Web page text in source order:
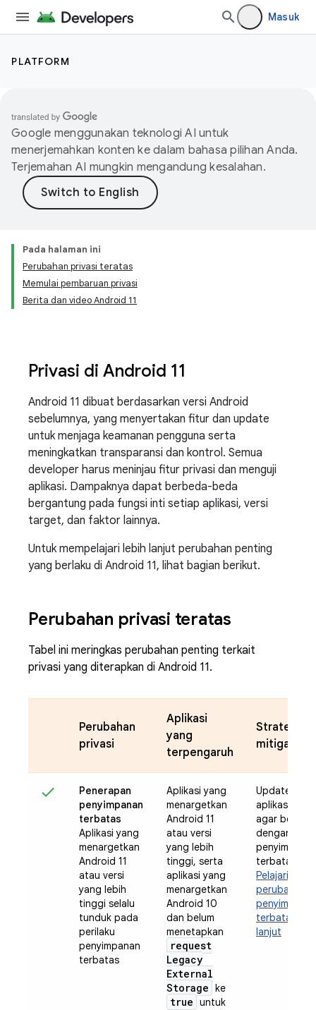
Masuk
PLATFORM
Google menggunakan teknologi AI untuk
menerjemahkan konten ke dalam bahasa pilihan Anda.
Terjemahan AI mungkin mengandung kesalahan.
Pada halaman ini
Perubahan privasi teratas
Memulai pembaruan privasi
Berita dan video Android 11
Privasi di Android 11
Android 11 dibuat berdasarkan versi Android
sebelumnya, yang menyertakan fitur dan update
untuk menjaga keamanan pengguna serta
meningkatkan transparansi dan kontrol. Semua
developer harus meninjau fitur privasi dan menguji
aplikasi. Dampaknya dapat berbeda-beda
bergantung pada fungsi inti setiap aplikasi, versi
target, dan faktor lainnya.
Untuk mempelajari lebih lanjut perubahan penting
yang berlaku di Android 11, lihat bagian berikut.
Perubahan privasi teratas
Tabel ini meringkas perubahan penting terkait
privasi yang diterapkan di Android 11.
Perubahan
privasi
Aplikasi
yang
terpengaruh
Strategi
mitigasi
Penerapan
penyimpanan
terbatas
Aplikasi yang
menargetkan
Android 11
atau versi
yang lebih
tinggi selalu
tunduk pada
perilaku
penyimpanan
terbatas
Aplikasi yang
menargetkan
Android 11
atau versi
yang lebih
tinggi, serta
aplikasi yang
menargetkan
Android 10
dan belum
menetapkan
request
Legacy
External
Storage ke
true untuk
Update
aplikasi Anda
agar
dengan
terbatas
Pelajari
perubahan
terbatas
lanjut